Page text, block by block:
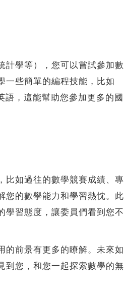
學等），您可以嘗試參加數
一些簡單的編程技能，比如
，這能幫助您參加更多的國
如過往的數學競賽成績、專
您的數學能力和學習熱忱。此
學習態度，讓委員們看到您不
前景有更多的瞭解。未來如
到您，和您一起探索數學的無